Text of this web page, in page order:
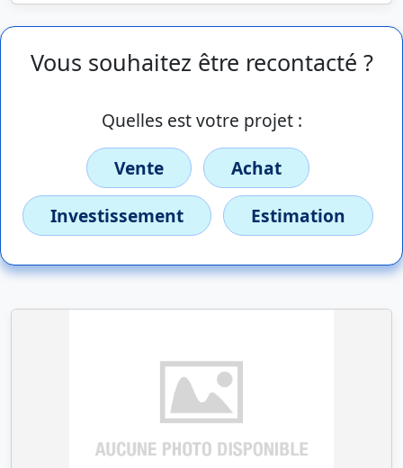
Vous souhaitez être recontacté ?
Quelles est votre projet :
Vente
Achat
Investissement
Estimation